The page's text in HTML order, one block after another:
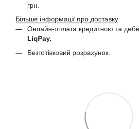
грн.
Більше інформації про доставку
Онлайн-оплата кредитною та
LiqPay.
Безготівковий розрахунок.